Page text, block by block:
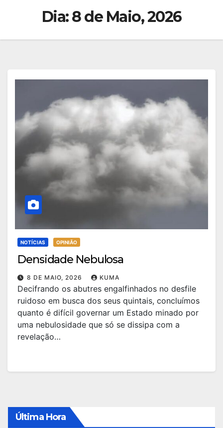
Dia:8 de Maio, 2026
NOTÍCIAS OPINIÃO
Densidade Nebulosa
8 DE MAIO, 2026 KUMA
Decifrando os abutres engalfinhados no desfile
ruidoso em busca dos seus quintais, concluímos
quanto é difícil governar um Estado minado por
uma nebulosidade que só se dissipa com a
revelação…
Última Hora